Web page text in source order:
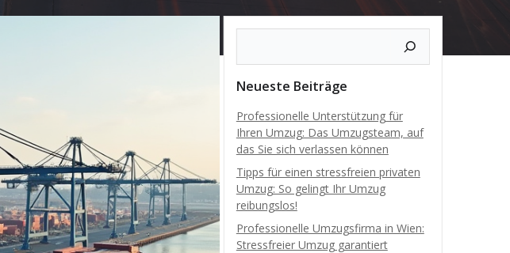
Neueste Beiträge
Professionelle Unterstützung für
Ihren Umzug: Das Umzugsteam, auf
das Sie sich verlassen können
Tipps für einen stressfreien privaten
Umzug: So gelingt Ihr Umzug
reibungslos!
Professionelle Umzugsfirma in Wien:
Stressfreier Umzug garantiert